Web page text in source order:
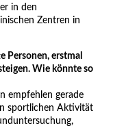
in den
Zentren in
Personen, erstmal
Wie könnte so
empfehlen gerade
sportlichen Aktivität